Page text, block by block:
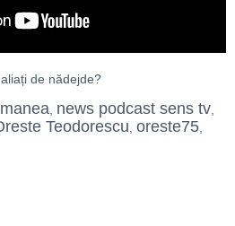
de nădejde?
news podcast sens tv
Teodorescu oreste75